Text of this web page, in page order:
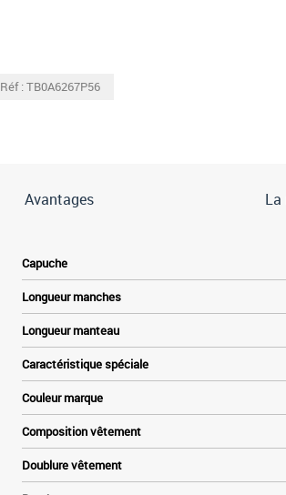
Réf : TB0A6267P56
Avantages La
Capuche
Longueur manches
Longueur manteau
Caractéristique spéciale
Couleur marque
Composition vêtement
Doublure vêtement